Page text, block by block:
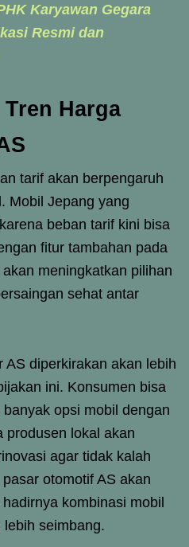
Karyawan Gegara
Resmi dan
Harga
tarif akan berpengaruh
Mobil Jepang yang
beban tarif kini bisa
fitur tambahan pada
meningkatkan pilihan
sehat antar
AS diperkirakan akan lebih
ini. Konsumen bisa
opsi mobil dengan
produsen lokal akan
agar tidak kalah
otomotif AS akan
kombinasi mobil
seimbang.